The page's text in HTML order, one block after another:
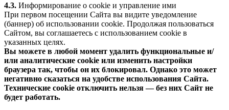
4.3. Информирование о cookie и управление ими
При первом посещении Сайта вы видите уведомление
(баннер) об использовании cookie. Продолжая пользоваться
Сайтом, вы соглашаетесь с использованием cookie в
указанных целях.
Вы можете в любой момент удалить функциональные и/
или аналитические cookie или изменить настройки
браузера так, чтобы он их блокировал. Однако это может
негативно сказаться на удобстве использования Сайта.
Технические cookie отключить нельзя — без них Сайт не
будет работать.